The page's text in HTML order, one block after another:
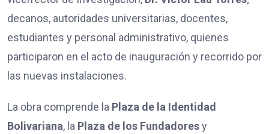
decanos, autoridades universitarias, docentes,
estudiantes y personal administrativo, quienes
participaron en el acto de inauguración y recorrido por
las nuevas instalaciones.
La obra comprende la Plaza de la Identidad
Bolivariana, la Plaza de los Fundadoresy